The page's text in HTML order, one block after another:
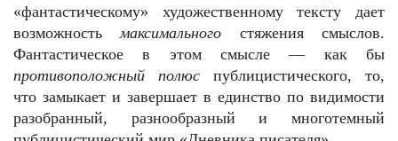
«фантастическому» художественному тексту дает
возможностьмаксимального стяжения смыслов.
Фантастическое в этом смысле — как бы
противоположный полюс публицистического, то,
что замыкает и завершает в единство по видимости
разобранный, разнообразный и многотемный